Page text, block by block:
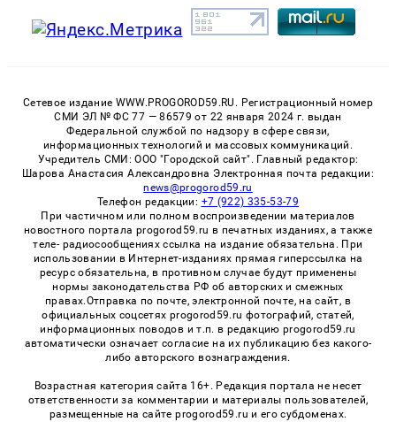
Сетевое издание WWW.PROGOROD59.RU. Регистрационный номер
СМИ ЭЛ № ФС 77 — 86579 от 22 января 2024 г. выдан
Федеральной службой по надзору в сфере связи,
информационных технологий и массовых коммуникаций.
Учредитель СМИ: ООО "Городской сайт". Главный редактор:
Шарова Анастасия Александровна Электронная почта редакции:
news@progorod59.ru
Телефон редакции: +7 (922) 335-53-79
При частичном или полном воспроизведении материалов
новостного портала progorod59.ru в печатных изданиях, а также
теле- радиосообщениях ссылка на издание обязательна. При
использовании в Интернет-изданиях прямая гиперссылка на
ресурс обязательна, в противном случае будут применены
нормы законодательства РФ об авторских и смежных
правах.Отправка по почте, электронной почте, на сайт, в
официальных соцсетях progorod59.ru фотографий, статей,
информационных поводов и т.п. в редакцию progorod59.ru
автоматически означает согласие на их публикацию без какого-
либо авторского вознаграждения.
Возрастная категория сайта 16+. Редакция портала не несет
ответственности за комментарии и материалы пользователей,
размещенные на сайте progorod59.ru и его субдоменах.